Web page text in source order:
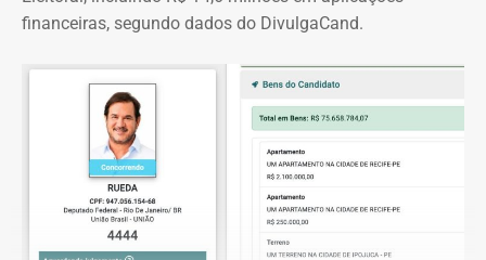
financeiras, segundo dados do DivulgaCand.